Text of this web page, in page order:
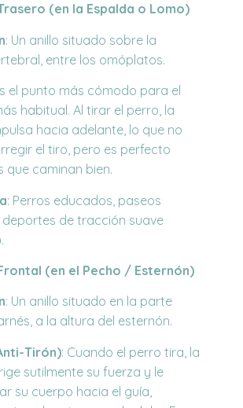
(en la Espalda o Lomo)
: Un anillo situado sobre la
entre los omóplatos.
el punto más cómodo para el
habitual. Al tirar el perro, la
hacia adelante, lo que no
el tiro, pero es perfecto
que caminan bien.
: Perros educados, paseos
de tracción suave
(en el Pecho / Esternón)
: Un anillo situado en la parte
a la altura del esternón.
Tirón): Cuando el perro tira, la
sutilmente su fuerza y le
su cuerpo hacia el guía,